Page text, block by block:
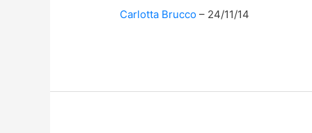
Carlotta Brucco 24/11/14